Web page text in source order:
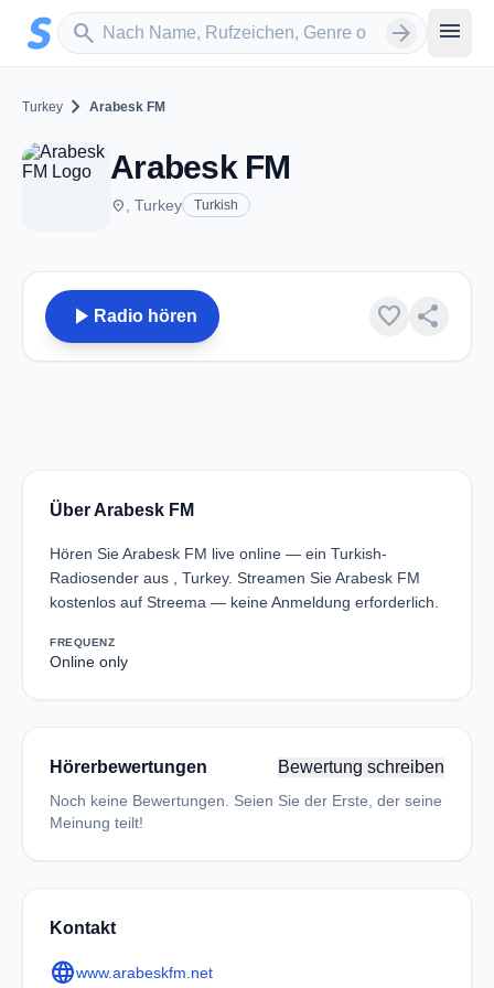
Zum Hauptinhalt springen
search
Sender suchen arrow_forward menu
Turkey chevron_right Arabesk FM
Arabesk FM
place , Turkey Turkish
play_arrow Radio hören favorite share
Über Arabesk FM
Hören Sie Arabesk FM live online — ein Turkish-
Radiosender aus , Turkey. Streamen Sie Arabesk FM
kostenlos auf Streema — keine Anmeldung erforderlich.
FREQUENZ
Online only
Hörerbewertungen Bewertung schreiben
Noch keine Bewertungen. Seien Sie der Erste, der seine
Meinung teilt!
Kontakt
languagewww.arabeskfm.net